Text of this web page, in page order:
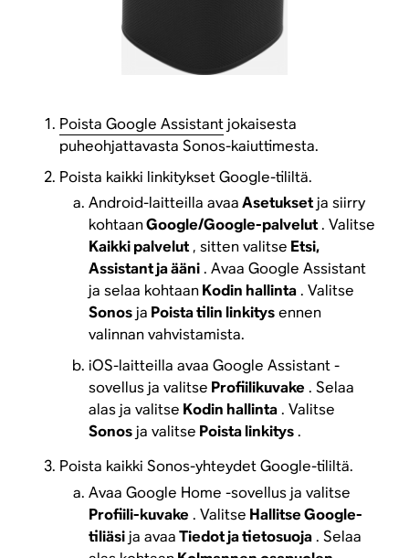
Poista Google Assistantjokaisesta
puheohjattavasta Sonos-kaiuttimesta.
Poista kaikki linkitykset Google-tililtä.
Android-laitteilla avaaAsetuksetja siirry
kohtaanGoogle/Google-palvelut. Valitse
Kaikki palvelut, sitten valitse Etsi,
Assistant ja ääni. Avaa Google Assistant
ja selaa kohtaanKodin hallinta. Valitse
Sonosja Poista tilin linkitysennen
valinnan vahvistamista.
iOS-laitteilla avaa Google Assistant -
sovellus ja valitse Profiilikuvake . Selaa
alas ja valitse Kodin hallinta. Valitse
Sonosja valitse Poista linkitys.
Poista kaikki Sonos-yhteydet Google-tililtä.
Avaa Google Home -sovellus ja valitse
Profiili-kuvake . Valitse Hallitse Google-
tiliäsija avaaTiedot ja tietosuoja. Selaa